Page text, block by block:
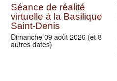
Séance de réalité
virtuelle à la Basilique
Saint-Denis
Dimanche 09 août 2026 (et 8
autres dates)